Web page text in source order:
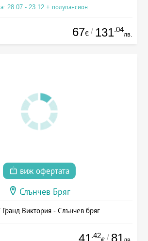
28.07 - 23.12 + полупансион
67€ / 131.04
лв.
виж офертата
Слънчев Бряг
Виктория - Слънчев бряг
41 .42 / 81